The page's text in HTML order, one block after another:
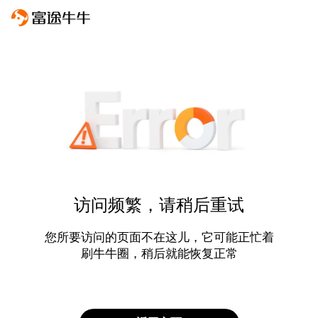
访问频繁，请稍后重试
您所要访问的页面不在这儿，它可能正忙着
刷牛牛圈，稍后就能恢复正常